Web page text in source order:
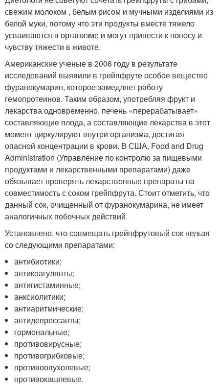
свежим молоком , белым рисом и мучными изделиями из
белой муки, потому что эти продукты вместе тяжело
усваиваются в организме и могут привести к поносу и
чувству тяжести в животе.
Американские ученые в 2006 году в результате
исследований выявили в грейпфруте особое вещество
фуранокумарин, которое замедляет работу
гемопротеинов. Таким образом, употребляя фрукт и
лекарства одновременно, печень «перерабатывает»
составляющие плода, а составляющие лекарства в этот
момент циркулируют внутри организма, достигая
опасной концентрации в крови. В США, Food and Drug
Administration (Управление по контролю за пищевыми
продуктами и лекарственными препаратами) даже
обязывает проверять лекарственные препараты на
совместимость с соком грейпфрута. Стоит отметить, что
данный сок, очищенный от фуранокумарина, не имеет
аналогичных побочных действий.
Установлено, что совмещать грейпфрутовый сок нельзя
со следующими препаратами:
антибиотики;
антикоагулянты;
антигистаминные;
анксиолитики;
антиаритмические;
антидепрессанты;
гормональные;
противовирусные;
противогрибковые;
противоопухолевые;
противокашлевые.